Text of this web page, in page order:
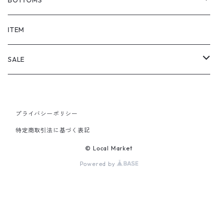
SHORTS
PANTS
ITEM
SALE
PANTS
プライバシーポリシー
特定商取引法に基づく表記
© Local Market
Powered by